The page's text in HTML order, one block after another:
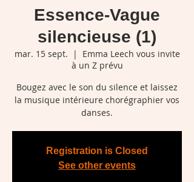
Essence-Vague
silencieuse (1)
mar. 15 sept.
  |
Emma Leech vous invite
à un Z prévu
Bougez avec le son du silence et laissez
la musique intérieure chorégraphier vos
danses.
Registration is Closed
See other events